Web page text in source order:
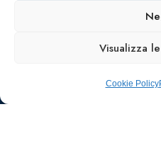
Visualizza
Cookie Policy